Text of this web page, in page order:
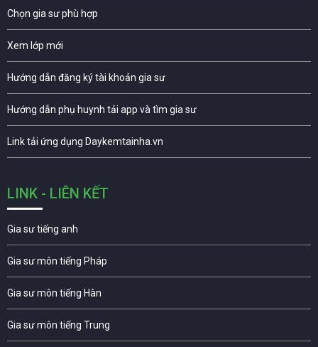
Chọn gia sư phù hợp
Xem lớp mới
Hướng dẫn đăng ký tài khoản gia sư
Hướng dẫn phụ huynh tải app và tìm gia sư
Link tải ứng dụng Daykemtainha.vn
LINK - LIÊN KẾT
Gia sư tiếng anh
Gia sư môn tiếng Pháp
Gia sư môn tiếng Hàn
Gia sư môn tiếng Trung